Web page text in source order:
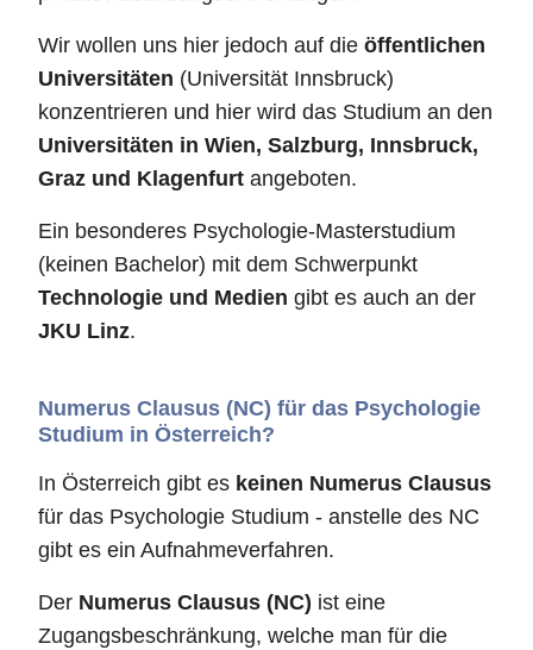
Wir wollen uns hier jedoch auf die öffentlichen
Universitäten (Universität Innsbruck)
konzentrieren und hier wird das Studium an den
Universitäten in Wien, Salzburg, Innsbruck,
Graz und Klagenfurt angeboten.
Ein besonderes Psychologie-Masterstudium
(keinen Bachelor) mit dem Schwerpunkt
Technologie und Medien gibt es auch an der
JKU Linz.
Numerus Clausus (NC) für das Psychologie
Studium in Österreich?
In Österreich gibt es keinen Numerus Clausus
für das Psychologie Studium - anstelle des NC
gibt es ein Aufnahmeverfahren.
Der Numerus Clausus (NC) ist eine
Zugangsbeschränkung, welche man für die